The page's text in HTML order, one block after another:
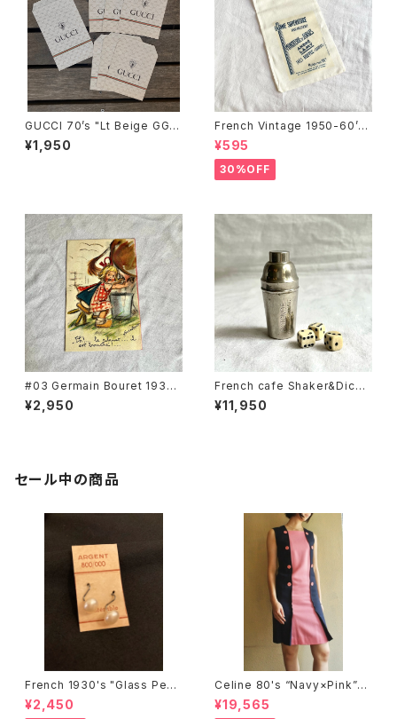
GUCCI 70’s "Lt Beige GG l
ogo × Sherry Line" Gift Pa
per Bag ー7Setー
¥1,950
French Vintage 1950-60’s
Dead Stock "ANDRE LAMY"
Cloth Bag
¥595
30%OFF
#03 Germain Bouret 193
0’s~1940’s “Girl” Pop-up C
ard
¥2,950
French cafe Shaker&Dice
Set
¥11,950
セール中の商品
French 1930's "Glass Pearl
× Silver" Pierce small #01
-Dead Stock!-
¥2,450
Celine 80's “Navy×Pink”N
o sleeve Dress
¥19,565